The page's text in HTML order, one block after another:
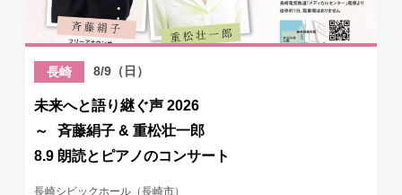
長崎 8/9（日）
未来へと語り継ぐ声 2026
～ 斉藤絹子 & 重松壮一郎
8.9 朗読とピアノのコンサート
長崎シビックホール（長崎市）